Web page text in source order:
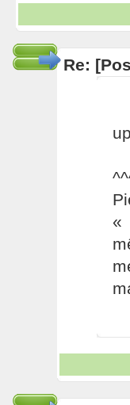
Re:
up
«